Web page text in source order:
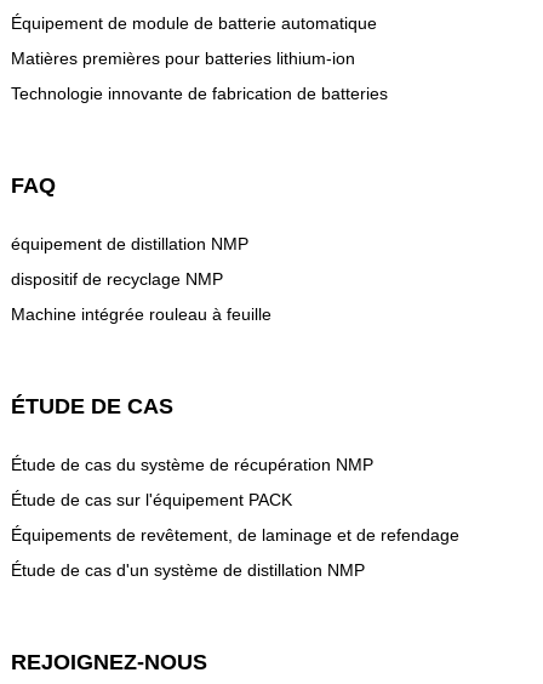
Équipement de module de batterie automatique
Matières premières pour batteries lithium-ion
Technologie innovante de fabrication de batteries
FAQ
équipement de distillation NMP
dispositif de recyclage NMP
Machine intégrée rouleau à feuille
ÉTUDE DE CAS
Étude de cas du système de récupération NMP
Étude de cas sur l'équipement PACK
Équipements de revêtement, de laminage et de refendage
Étude de cas d'un système de distillation NMP
REJOIGNEZ-NOUS